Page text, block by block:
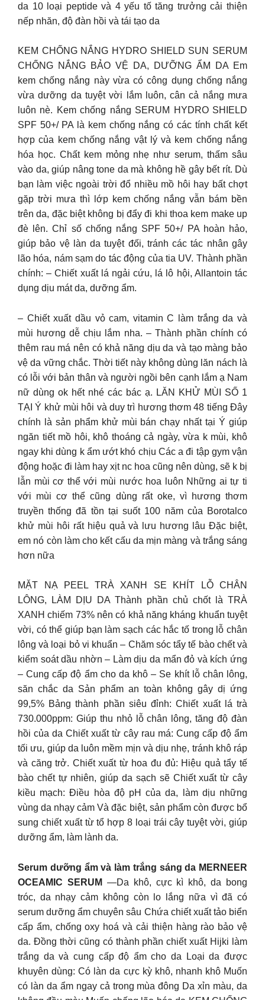
da 10 loại peptide và 4 yếu tố tăng trưởng cải thiện
nếp nhăn, độ đàn hồi và tái tạo da
KEM CHỐNG NẮNG HYDRO SHIELD SUN SERUM
CHỐNG NẮNG BẢO VỆ DA, DƯỠNG ẨM DA Em
kem chống nắng này vừa có công dụng chống nắng
vừa dưỡng da tuyệt vời lắm luôn, cân cả nắng mưa
luôn nè. Kem chống nắng SERUM HYDRO SHIELD
SPF 50+/ PA là kem chống nắng có các tính chất kết
hợp của kem chống nắng vật lý và kem chống nắng
hóa học. Chất kem mỏng nhẹ như serum, thấm sâu
vào da, giúp nâng tone da mà không hề gây bết rít. Dù
bạn làm việc ngoài trời đổ nhiều mồ hôi hay bất chợt
gặp trời mưa thì lớp kem chống nắng vẫn bám bền
trên da, đặc biệt không bị đẩy đi khi thoa kem make up
đè lên. Chỉ số chống nắng SPF 50+/ PA hoàn hảo,
giúp bảo vệ làn da tuyệt đối, tránh các tác nhân gây
lão hóa, nám sạm do tác động của tia UV. Thành phần
chính: – Chiết xuất lá ngải cứu, lá lô hội, Allantoin tác
dụng dịu mát da, dưỡng ẩm.
– Chiết xuất dầu vỏ cam, vitamin C làm trắng da và
mùi hương dễ chịu lắm nha. – Thành phần chính có
thêm rau má nên có khả năng dịu da và tạo màng bảo
vệ da vững chắc. Thời tiết này không dùng lăn nách là
có lỗi với bản thân và người ngồi bên cạnh lắm ạ Nam
nữ dùng ok hết nhé các bác ạ. LĂN KHỬ MÙI SỐ 1
TẠI Ý khử mùi hôi và duy trì hương thơm 48 tiếng Đây
chính là sản phẩm khử mùi bán chạy nhất tại Ý giúp
ngăn tiết mồ hôi, khô thoáng cả ngày, vừa k mùi, khô
ngay khi dùng k ẩm ướt khó chịu Các a đi tập gym vận
động hoặc đi làm hay xịt nc hoa cũng nên dùng, sẽ k bị
lẫn mùi cơ thể với mùi nước hoa luôn Những ai tự ti
với mùi cơ thể cũng dùng rất oke, vì hương thơm
truyền thống đã tồn tại suốt 100 năm của Borotalco
khử mùi hôi rất hiệu quả và lưu hương lâu Đặc biệt,
em nó còn làm cho kết cấu da mịn màng và trắng sáng
hơn nữa
MẶT NẠ PEEL TRÀ XANH SE KHÍT LỖ CHÂN
LÔNG, LÀM DỊU DA Thành phần chủ chốt là TRÀ
XANH chiếm 73% nên có khả năng kháng khuẩn tuyệt
vời, có thể giúp bạn làm sạch các hắc tố trong lỗ chân
lông và loại bỏ vi khuẩn – Chăm sóc tẩy tế bào chết và
kiểm soát dầu nhờn – Làm dịu da mẩn đỏ và kích ứng
– Cung cấp độ ẩm cho da khô – Se khít lỗ chân lông,
săn chắc da Sản phẩm an toàn không gây dị ứng
99,5% Bảng thành phần siêu đỉnh: Chiết xuất lá trà
730.000ppm: Giúp thu nhỏ lỗ chân lông, tăng độ đàn
hồi của da Chiết xuất từ cây rau má: Cung cấp độ ẩm
tối ưu, giúp da luôn mềm mịn và dịu nhẹ, tránh khô ráp
và căng trở. Chiết xuất từ hoa đu đủ: Hiệu quả tẩy tế
bào chết tự nhiên, giúp da sạch sẽ Chiết xuất từ cây
kiều mạch: Điều hòa độ pH của da, làm dịu những
vùng da nhạy cảm Và đặc biệt, sản phẩm còn được bổ
sung chiết xuất từ tổ hợp 8 loại trái cây tuyệt vời, giúp
dưỡng ẩm, làm lành da.
Serum dưỡng ẩm và làm trắng sáng da MERNEER
OCEAMIC SERUM —Da khô, cực kì khô, da bong
tróc, da nhạy cảm không còn lo lắng nữa vì đã có
serum dưỡng ẩm chuyên sâu Chứa chiết xuất tảo biển
cấp ẩm, chống oxy hoá và cải thiện hàng rào bảo vệ
da. Đồng thời cũng có thành phần chiết xuất Hijki làm
trắng da và cung cấp độ ẩm cho da Loại da được
khuyên dùng: Có làn da cực kỳ khô, nhanh khô Muốn
có làn da ẩm ngay cả trong mùa đông Da xỉn màu, da